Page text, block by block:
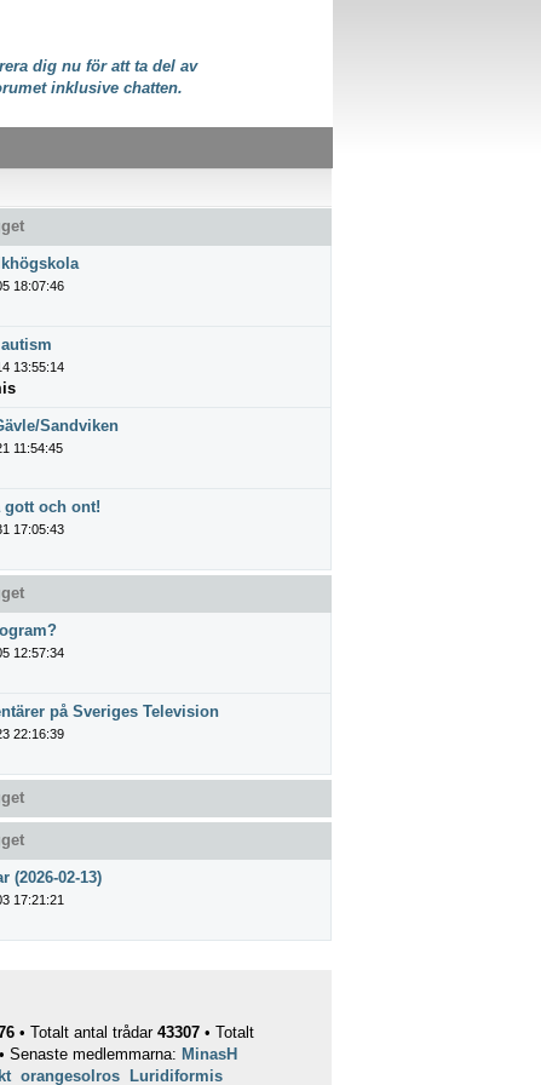
dig nu för att ta del av
inklusive chatten.
18:07:46
13:55:14
Sandviken
11:54:45
gott och ont!
17:05:43
12:57:34
på Sveriges Television
22:16:39
(2026-02-13)
17:21:21
• Totalt antal trådar43307 • Totalt
• Senaste medlemmarna: MinasH
orangesolros Luridiformis